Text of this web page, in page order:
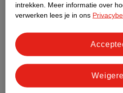
Weet je voor welke planten je
dat deze niet in je tuin voorkomen.
huisarts. Houd de geïrriteerde
sommige gevallen (vooral na
veroorzaken.
intrekken.
Meer informatie over
verwerken lees je in ons